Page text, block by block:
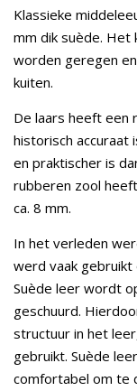
Klassieke
mm dik suède. Het
worden geregen
kuiten.
De laars heeft een
historisch accuraat
en praktischer is
rubberen zool
ca. 8 mm.
In het verleden
werd vaak
Suède leer wordt
geschuurd.
structuur in het
gebruikt. Suède
comfortabel om te